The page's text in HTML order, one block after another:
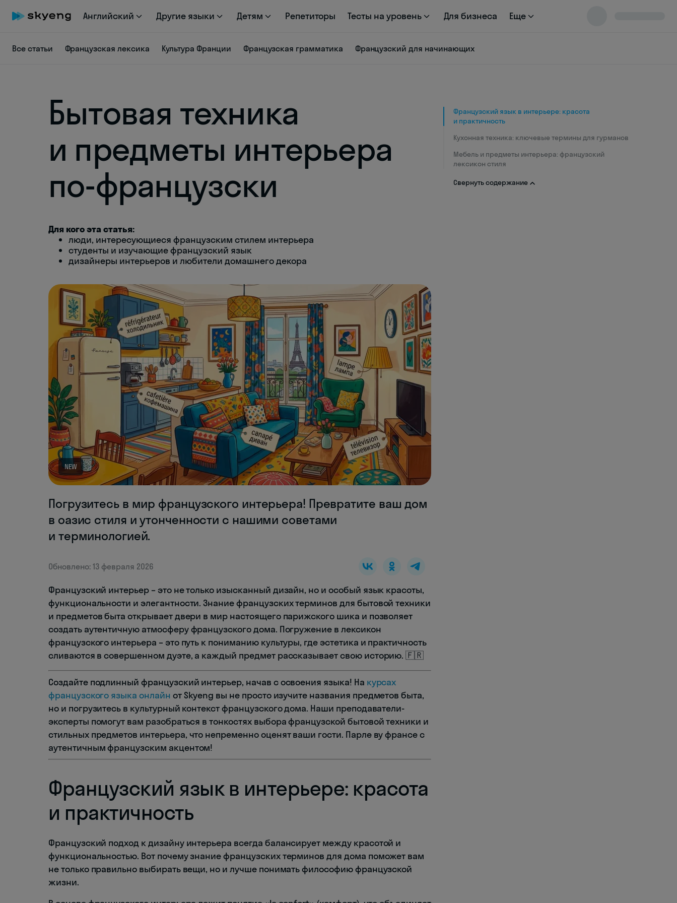
Английский Другие языки Детям Репетиторы Тесты на уровень Для бизнеса Еще
Все статьи Французская лексика Культура Франции Французская грамматика Французский для начинающих
Бытовая техника
и предметы интерьера
по-французски
Для кого эта статья:
люди, интересующиеся французским стилем интерьера
студенты и изучающие французский язык
дизайнеры интерьеров и любители домашнего декора
NEW
Погрузитесь в мир французского интерьера! Превратите ваш дом
в оазис стиля и утонченности с нашими советами
и терминологией.
Обновлено: 13 февраля 2026
Французский интерьер – это не только изысканный дизайн, но и особый язык красоты,
функциональности и элегантности. Знание французских терминов для бытовой техники
и предметов быта открывает двери в мир настоящего парижского шика и позволяет
создать аутентичную атмосферу французского дома. Погружение в лексикон
французского интерьера – это путь к пониманию культуры, где эстетика и практичность
сливаются в совершенном дуэте, а каждый предмет рассказывает свою историю. 🇫🇷
Создайте подлинный французский интерьер, начав с освоения языка! На курсах
французского языка онлайн от Skyeng вы не просто изучите названия предметов быта,
но и погрузитесь в культурный контекст французского дома. Наши преподаватели-
эксперты помогут вам разобраться в тонкостях выбора французской бытовой техники и
стильных предметов интерьера, что непременно оценят ваши гости. Парле ву франсе с
аутентичным французским акцентом!
Французский язык в интерьере: красота
и практичность
Французский подход к дизайну интерьера всегда балансирует между красотой и
функциональностью. Вот почему знание французских терминов для дома поможет вам
не только правильно выбирать вещи, но и лучше понимать философию французской
жизни.
Французский язык в интерьере: красота
и практичность
Кухонная техника: ключевые термины для гурманов
Мебель и предметы интерьера: французский
лексикон стиля
Свернуть содержание